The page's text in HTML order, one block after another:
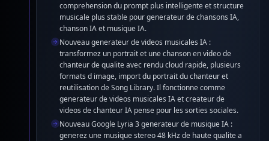
comprehension du prompt plus intelligente et structure
musicale plus stable pour generateur de chansons IA,
chanson IA et musique IA.
Nouveau generateur de videos musicales IA :
transformez un portrait et une chanson en video de
chanteur de qualite avec rendu cloud rapide, plusieurs
formats d image, import du portrait du chanteur et
reutilisation de Song Library. Il fonctionne comme
generateur de videos musicales IA et createur de
videos de chanteur IA pense pour les sorties sociales.
Nouveau Google Lyria 3 generateur de musique IA :
generez une musique stereo 48 kHz de haute qualite a